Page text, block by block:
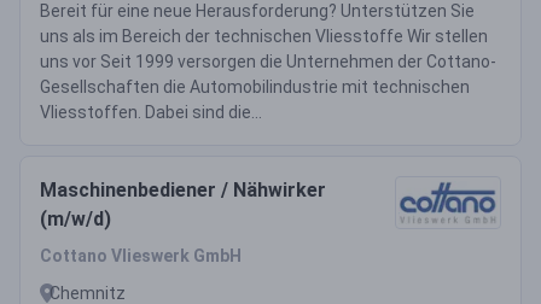
Bereit für eine neue Herausforderung? Unterstützen Sie
uns als im Bereich der technischen Vliesstoffe Wir stellen
uns vor Seit 1999 versorgen die Unternehmen der Cottano-
Gesellschaften die Automobilindustrie mit technischen
Vliesstoffen. Dabei sind die...
Maschinenbediener / Nähwirker
(m/w/d)
Cottano Vlieswerk GmbH
Chemnitz